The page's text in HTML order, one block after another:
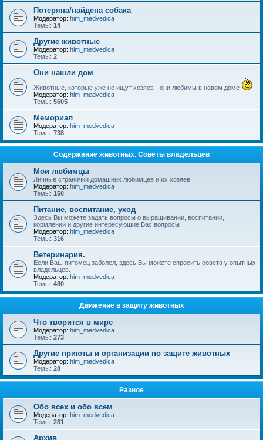
Потеряна/найдена собака
Модератор: him_medvedica
Темы: 14
Другие животные
Модератор: him_medvedica
Темы: 2
Они нашли дом
Животные, которые уже не ищут хозяев - они любимы в новом доме
Модератор: him_medvedica
Темы: 5605
Мемориал
Модератор: him_medvedica
Темы: 738
Содержание животных. Советы владельцев
Мои любимцы
Личные странички домашних любимцев и их хозяев
Модератор: him_medvedica
Темы: 150
Питание, воспитание, уход
Здесь Вы можете задать вопросы о выращивании, воспитании,
кормлении и другие интересующие Вас вопросы
Модератор: him_medvedica
Темы: 316
Ветеринария.
Если Ваш питомец заболел, здесь Вы можете спросить совета у опытных
владельцев.
Модератор: him_medvedica
Темы: 480
Движение в защиту животных
Что творится в мире
Модератор: him_medvedica
Темы: 273
Другие приюты и организации по защите животных
Модератор: him_medvedica
Темы: 28
Разное
Обо всех и обо всем
Модератор: him_medvedica
Темы: 281
Архив